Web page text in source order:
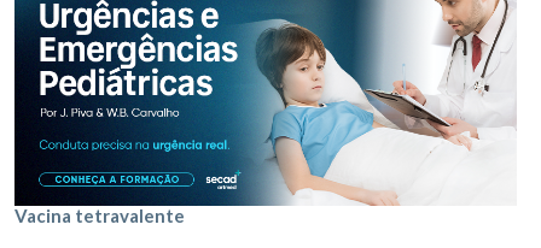
Vacina tetravalente